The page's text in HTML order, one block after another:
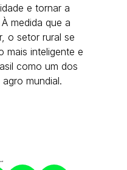
e tornar a
medida que a
o setor rural se
mais inteligente e
como um dos
mundial.